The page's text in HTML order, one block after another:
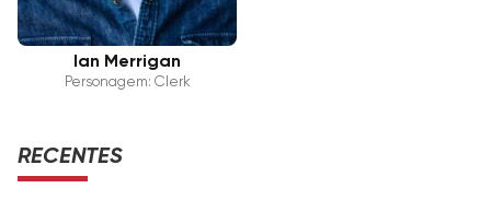
Ian Merrigan
Personagem: Clerk
RECENTES